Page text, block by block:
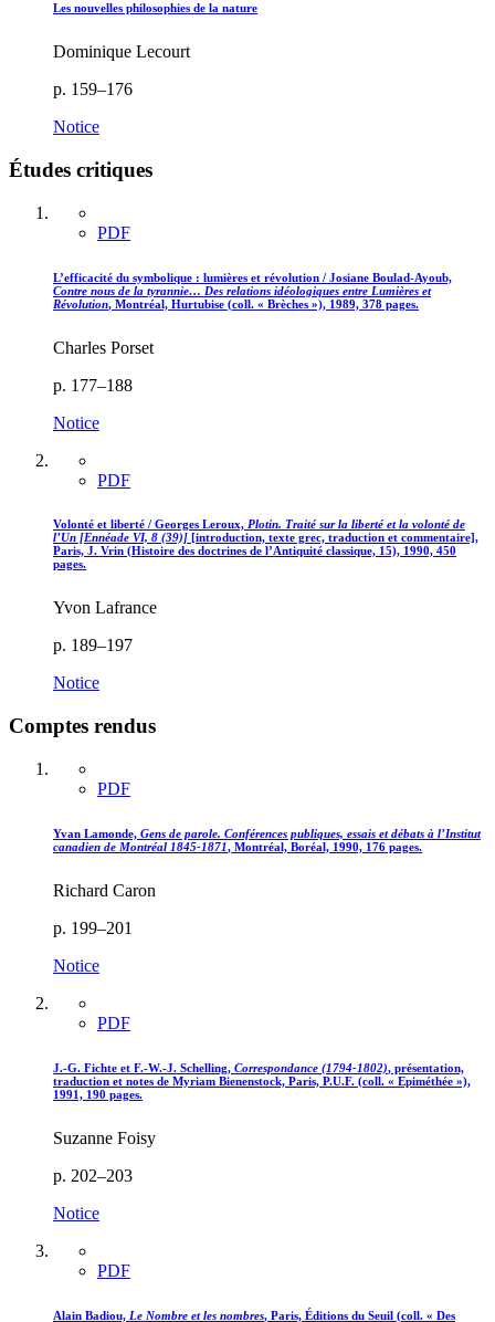
Les nouvelles philosophies de la nature
Dominique Lecourt
p. 159–176
Notice
Études critiques
PDF
L’efficacité du symbolique : lumières et révolution / Josiane Boulad-Ayoub,
Contre nous de la tyrannie… Des relations idéologiques entre Lumières et
Révolution, Montréal, Hurtubise (coll. « Brèches »), 1989, 378 pages.
Charles Porset
p. 177–188
Notice
PDF
Volonté et liberté / Georges Leroux, Plotin. Traité sur la liberté et la volonté de
l’Un [Ennéade VI, 8 (39)] [introduction, texte grec, traduction et commentaire],
Paris, J. Vrin (Histoire des doctrines de l’Antiquité classique, 15), 1990, 450
pages.
Yvon Lafrance
p. 189–197
Notice
Comptes rendus
PDF
Yvan Lamonde, Gens de parole. Conférences publiques, essais et débats à l’Institut
canadien de Montréal 1845-1871, Montréal, Boréal, 1990, 176 pages.
Richard Caron
p. 199–201
Notice
PDF
J.-G. Fichte et F.-W.-J. Schelling, Correspondance (1794-1802), présentation,
traduction et notes de Myriam Bienenstock, Paris, P.U.F. (coll. « Epiméthée »),
1991, 190 pages.
Suzanne Foisy
p. 202–203
Notice
PDF
Alain Badiou, Le Nombre et les nombres, Paris, Éditions du Seuil (coll. « Des